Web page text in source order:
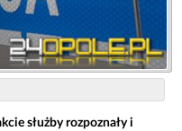
służby rozpoznały i